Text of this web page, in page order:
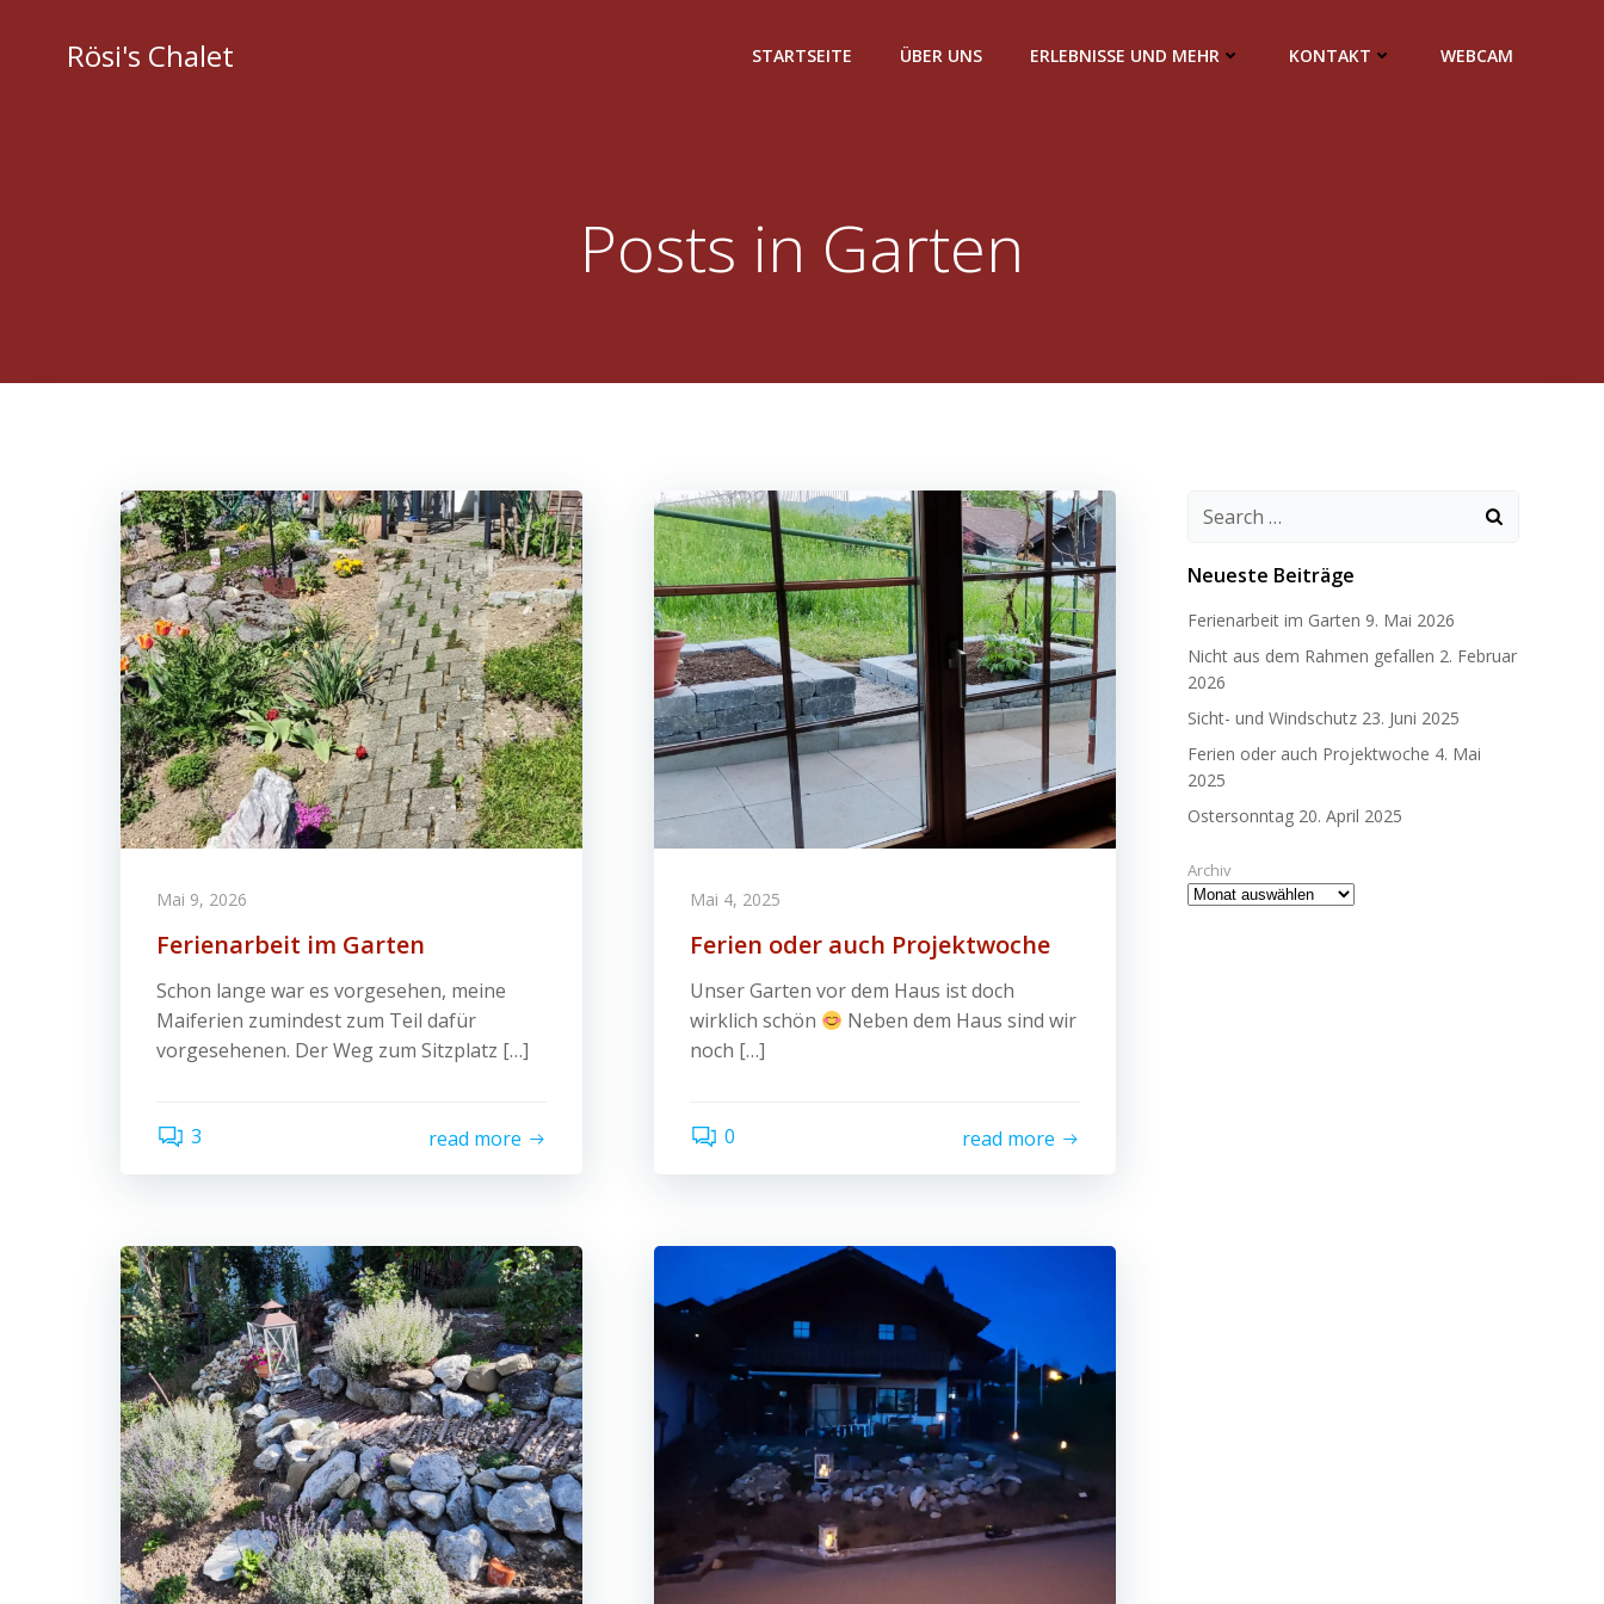
springenRösi's Chalet STARTSEITE ÜBER UNS ERLEBNISSE UND MEHR KONTAKT WEBCAM
Posts in Garten
Mai 9, 2026
Ferienarbeit im Garten
Schon lange war es vorgesehen, meine
Maiferien zumindest zum Teil dafür
vorgesehenen. Der Weg zum Sitzplatz […]
3 read more
Mai 4, 2025
Ferien oder auch Projektwoche
Unser Garten vor dem Haus ist doch
wirklich schön
Neben dem Haus sind wir
noch […]
0 read more
Search
Neueste Beiträge
Ferienarbeit im Garten 9. Mai 2026
Nicht aus dem Rahmen gefallen 2. Februar
2026
Sicht- und Windschutz 23. Juni 2025
Ferien oder auch Projektwoche 4. Mai
2025
Ostersonntag 20. April 2025
Archiv